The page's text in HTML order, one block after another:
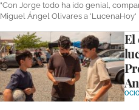
"Con Jorge todo ha ido genial,
Miguel Ángel Olivares a 'LucenaHoy'
El
OCIO